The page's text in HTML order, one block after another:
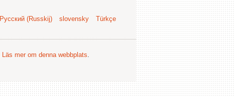
Русский (Russkij) slovensky
Türkçe
Läs mer om denna webbplats.